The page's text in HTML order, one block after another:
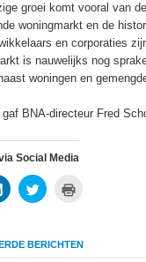
groei komt vooral van
woningmarkt en de
en corporaties
is nauwelijks nog
woningen en
BNA-directeur Fred
Social Media
Klik
om
delen
(Wordt
Klik
om
Twitter
(Wordt
(Wordt
in
BERICHTEN